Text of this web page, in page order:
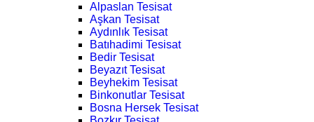
Alpaslan Tesisat
Aşkan Tesisat
Aydınlık Tesisat
Batıhadimi Tesisat
Bedir Tesisat
Beyazıt Tesisat
Beyhekim Tesisat
Binkonutlar Tesisat
Bosna Hersek Tesisat